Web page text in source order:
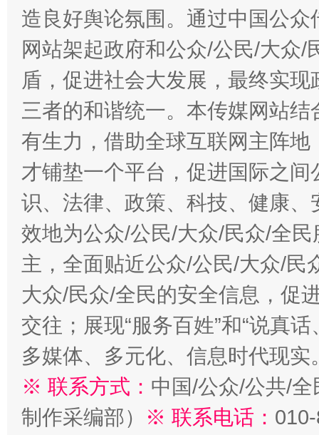
造良好舆论氛围。通过中国公
网站架起政府和公众/公民/大众
盾，促进社会大发展，最终实
三者的和谐统一。本传媒网站
有生力，借助全球互联网主阵
才铺垫一个平台，促进国际之
识、法律、政策、科技、健康
效地为公众/公民/大众/民众/全
主，全面贴近公众/公民/大众/民
大众/民众/全民的安全信息，促
交往；展现“服务百姓”和“说真
多媒体、多元化、信息时代现实
※ 联系方式： 中国/公众/公共/
制作采编部）
※ 联系电话：